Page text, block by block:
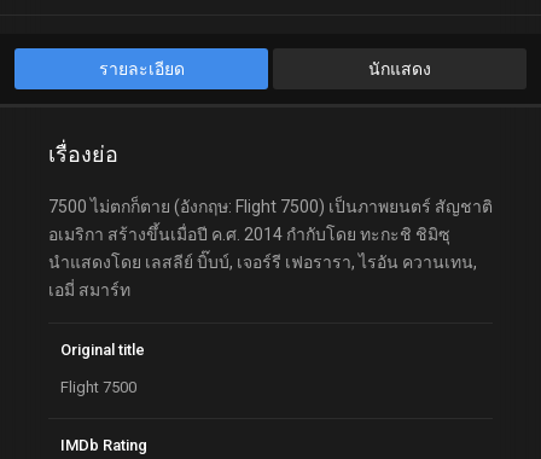
รายละเอียด นักแสดง
เรื่องย่อ
7500 ไม่ตกก็ตาย (อังกฤษ: Flight 7500) เป็นภาพยนตร์ สัญชาติ
อเมริกา สร้างขึ้นเมื่อปี ค.ศ. 2014 กำกับโดย ทะกะชิ ชิมิซุ
นำแสดงโดย เลสลีย์ บิ๊บบ์, เจอร์รี เฟอรารา, ไรอัน ควานเทน,
เอมี่ สมาร์ท
Original title
Flight 7500
IMDb Rating